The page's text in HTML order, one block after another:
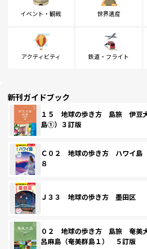
イベント・観戦 世界遺産
アクティビティ 鉄道・フライト
新刊ガイドブック
１５ 地球の歩き方 島旅 伊豆
島①）３訂版
Ｃ０２ 地球の歩き方 ハワイ島
８
Ｊ３３ 地球の歩き方 墨田区
０２ 地球の歩き方 島旅 奄美
呂麻島（奄美群島１） ５訂版